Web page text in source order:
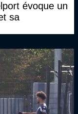
évoque un
sa